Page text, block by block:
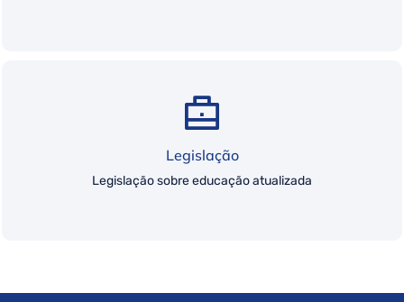
Legislação
Legislação sobre educação atualizada